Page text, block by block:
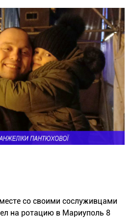
со своими сослуживцами
на ротацию в Мариуполь 8